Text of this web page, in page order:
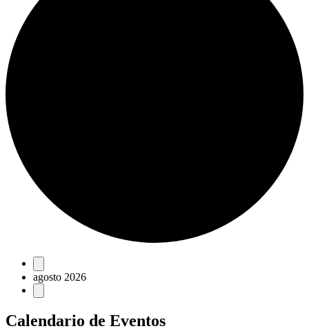
Eventos
agosto 2026
Calendario de Eventos